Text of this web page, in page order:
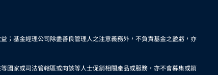
；基金經理公司除盡善良管理人之注意義務外，不負責基金之盈虧，亦
國家或司法管轄區或向該等人士促銷相關產品或服務，亦不會募集或銷